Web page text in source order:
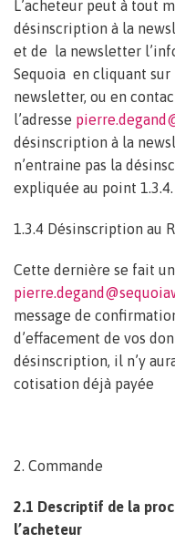
L’acheteur peut à tout
désinscription à la
et de la newsletter
Sequoia en cliquant sur
newsletter, ou en
l’adresse
désinscription à la
n’entraine pas la
expliquée au point 1.3.4.
1.3.4 Désinscription au
Cette dernière se fait
message de
d’effacement de vos
désinscription, il n’y
cotisation déjà payée
2. Commande
2.1 Descriptif de la
l’acheteur